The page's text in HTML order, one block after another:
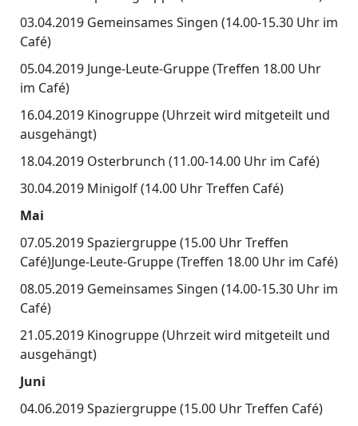
03.04.2019 Gemeinsames Singen (14.00-15.30 Uhr im
Café)
05.04.2019 Junge-Leute-Gruppe (Treffen 18.00 Uhr
im Café)
16.04.2019 Kinogruppe (Uhrzeit wird mitgeteilt und
ausgehängt)
18.04.2019 Osterbrunch (11.00-14.00 Uhr im Café)
30.04.2019 Minigolf (14.00 Uhr Treffen Café)
Mai
07.05.2019 Spaziergruppe (15.00 Uhr Treffen
Café)Junge-Leute-Gruppe (Treffen 18.00 Uhr im Café)
08.05.2019 Gemeinsames Singen (14.00-15.30 Uhr im
Café)
21.05.2019 Kinogruppe (Uhrzeit wird mitgeteilt und
ausgehängt)
Juni
04.06.2019 Spaziergruppe (15.00 Uhr Treffen Café)